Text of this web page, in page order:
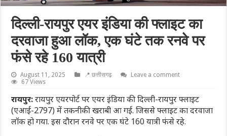
दिल्ली-रायपुर एयर इंडिया की फ्लाइट का
दरवाजा हुआ लॉक, एक घंटे तक रनवे पर
फंसे रहे 160 यात्री
August 11, 2025 📍 छत्तीसगढ़
Leave a comment
67 Views
रायपुर:रायपुर एयरपोर्ट पर एयर इंडिया की दिल्ली-रायपुर फ्लाइट
(एआई-2797) में तकनीकी खराबी आ गई. जिससे फ्लाइट का दरवाजा
लॉक हो गया. इस दौरान रनवे पर एक घंटे 160 यात्री फंसे रहे.